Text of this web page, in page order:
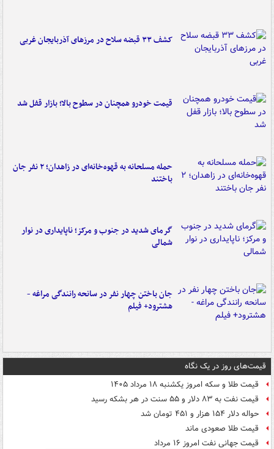
کشف ۳۳ قبضه سلاح در مرزهای آذربایجان غربی
قیمت خودرو همچنان در سطوح بالا؛ بازار قفل شد
حمله مسلحانه به قهوه‌خانه‌ای در زاهدان؛ ۲ نفر جان
باختند
گرمای شدید در جنوب و مرکز؛ ناپایداری در نوار
شمالی
جان باختن چهار نفر در سانحه رانندگی مراغه -
هشترود+ فیلم
قیمت‌های روز در یک نگاه
قیمت طلا و سکه امروز یکشنبه ۱۸ مرداد ۱۴۰۵
قیمت نفت به ۸۳ دلار و ۵۵ سنت در هر بشکه رسید
حواله دلار ۱۵۴ هزار و ۴۵۱ تومان شد
قیمت طلا صعودی ماند
قیمت جهانی نفت امروز ۱۶ مرداد